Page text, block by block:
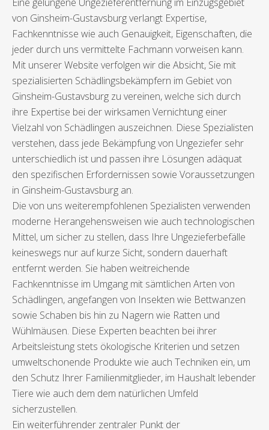
von Ginsheim-Gustavsburg verlangt Expertise,
Fachkenntnisse wie auch Genauigkeit, Eigenschaften, die
jeder durch uns vermittelte Fachmann vorweisen kann.
Mit unserer Website verfolgen wir die Absicht, Sie mit
spezialisierten Schädlingsbekämpfern im Gebiet von
Ginsheim-Gustavsburg zu vereinen, welche sich durch
ihre Expertise bei der wirksamen Vernichtung einer
Vielzahl von Schädlingen auszeichnen. Diese Spezialisten
verstehen, dass jede Bekämpfung von Ungeziefer sehr
unterschiedlich ist und passen ihre Lösungen adäquat
den spezifischen Erfordernissen sowie Voraussetzungen
in Ginsheim-Gustavsburg an.
Die von uns weiterempfohlenen Spezialisten verwenden
moderne Herangehensweisen wie auch technologischen
Mittel, um sicher zu stellen, dass Ihre Ungezieferbefälle
keineswegs nur auf kurze Sicht, sondern dauerhaft
entfernt werden. Sie haben weitreichende
Fachkenntnisse im Umgang mit sämtlichen Arten von
Schädlingen, angefangen von Insekten wie Bettwanzen
sowie Schaben bis hin zu Nagern wie Ratten und
Wühlmäusen. Diese Experten beachten bei ihrer
Arbeitsleistung stets ökologische Kriterien und setzen
umweltschonende Produkte wie auch Techniken ein, um
den Schutz Ihrer Familienmitglieder, im Haushalt lebender
Tiere wie auch dem dem natürlichen Umfeld
sicherzustellen.
Ein weiterführender zentraler Punkt der